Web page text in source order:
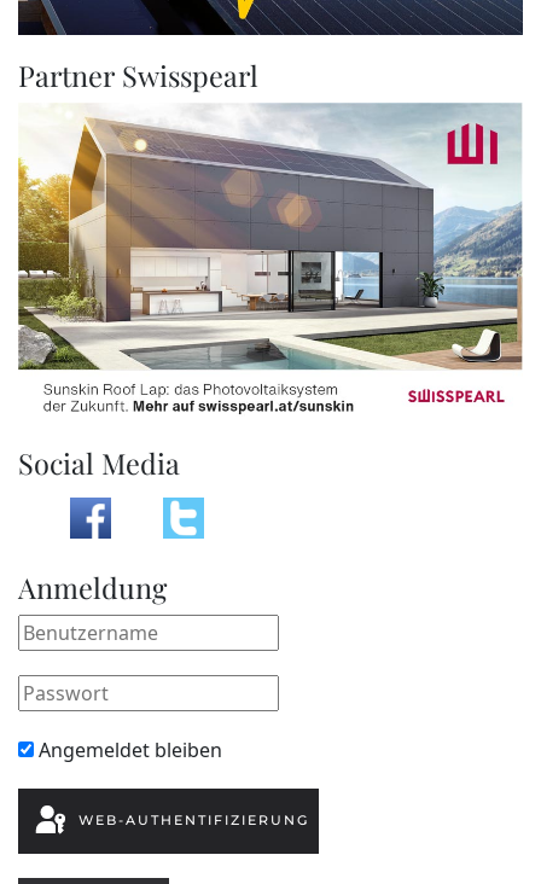
Partner Swisspearl
Social Media
Anmeldung
Angemeldet bleiben
WEB-AUTHENTIFIZIERUNG